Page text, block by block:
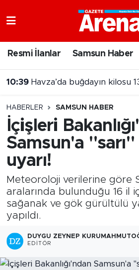
Resmi İlanlar Samsun Haber
10:39 Havza’da buğdayın kilosu 13
HABERLER SAMSUN HABER
İçişleri
Samsun'a
uyarı!
Meteoroloji verilerine göre
aralarında bulunduğu 16 il
sağanak ve gök gürültülü
yapıldı.
DUYGU ZEYNEP
EDITÖR
Samsun Namaz Vakitleri
Süper Lig Puan Durumu ve
Tüm Manşetler
Son Dakika Haberleri
Haber Arşivi